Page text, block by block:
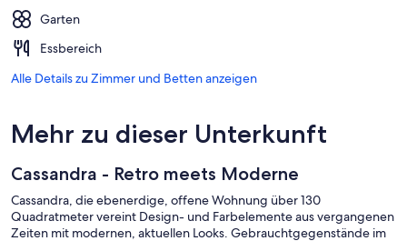
Garten
Essbereich
Alle Details zu Zimmer und Betten anzeigen
Mehr zu dieser Unterkunft
Cassandra - Retro meets Moderne
Cassandra, die ebenerdige, offene Wohnung über 130
Quadratmeter vereint Design- und Farbelemente aus vergangenen
Zeiten mit modernen, aktuellen Looks. Gebrauchtgegenstände im